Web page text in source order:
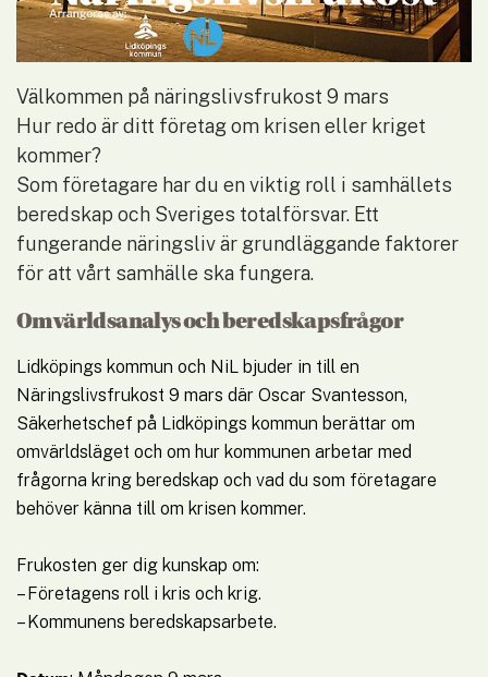
Välkommen på näringslivsfrukost 9 mars
Hur redo är ditt företag om krisen eller kriget
kommer?
Som företagare har du en viktig roll i samhällets
beredskap och Sveriges totalförsvar. Ett
fungerande näringsliv är grundläggande faktorer
för att vårt samhälle ska fungera.
Omvärldsanalys och beredskapsfrågor
Lidköpings kommun och NiL bjuder in till en
Näringslivsfrukost 9 mars där Oscar Svantesson,
Säkerhetschef på Lidköpings kommun berättar om
omvärldsläget och om hur kommunen arbetar med
frågorna kring beredskap och vad du som företagare
behöver känna till om krisen kommer.
Frukosten ger dig kunskap om:
– Företagens roll i kris och krig.
– Kommunens beredskapsarbete.